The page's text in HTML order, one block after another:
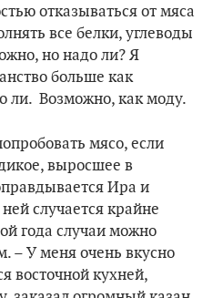
отказываться от мяса
все белки, углеводы
но надо ли? Я
больше как
ли. Возможно, как моду.
мясо, если
выросшее в
Ира и
случается крайне
года случаи можно
– У меня очень вкусно
восточной кухней,